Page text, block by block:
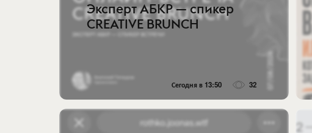
Эксперт АБКР — спикер
CREATIVE BRUNCH
Сегодня в 13:50 32